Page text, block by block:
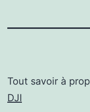
Tout savoir à
DJI